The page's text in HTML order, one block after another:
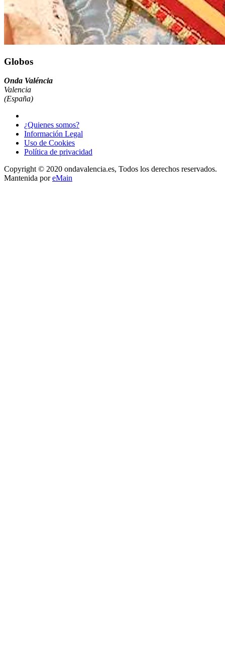
Globos
Onda Valéncia
Valencia
(España)
¿Quienes somos?
Información Legal
Uso de Cookies
Política de privacidad
Copyright © 2020 ondavalencia.es, Todos los derechos reservados.
Mantenida poreMain